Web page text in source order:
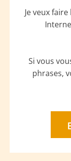
Je veux
Si vous
phrases,